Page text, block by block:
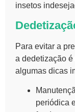
insetos
Para evitar a
a dedetização
algumas dicas
periódica